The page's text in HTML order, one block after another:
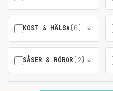
KOST & HÄLSA (0)
SÅSER & RÖROR (2)